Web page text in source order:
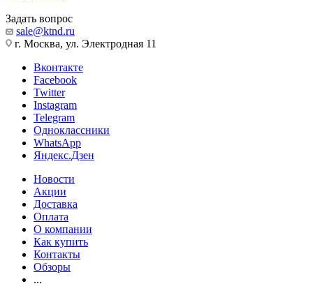
Задать вопрос
sale@ktnd.ru
г. Москва, ул. Электродная 11
Вконтакте
Facebook
Twitter
Instagram
Telegram
Одноклассники
WhatsApp
Яндекс.Дзен
Новости
Акции
Доставка
Оплата
О компании
Как купить
Контакты
Обзоры
...